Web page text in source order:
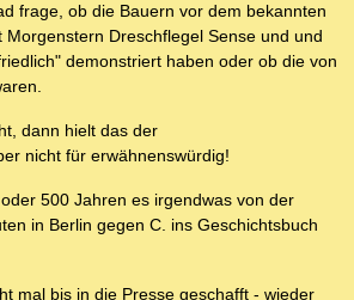
frage, ob die Bauern vor dem bekannten
Morgenstern Dreschflegel Sense und und
demonstriert haben oder ob die von
dann hielt das der
nicht für erwähnenswürdig!
500 Jahren es irgendwas von der
in Berlin gegen C. ins Geschichtsbuch
mal bis in die Presse geschafft - wieder